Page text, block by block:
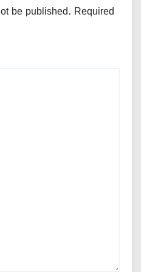
be published. Required